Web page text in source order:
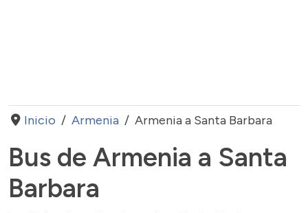
Inicio Armenia Armenia a Santa Barbara
Bus de Armenia a Santa
Barbara